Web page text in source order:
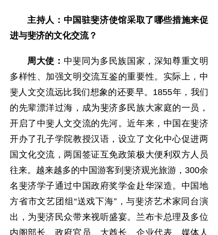
主持人：中国驻斐济使馆采取了哪些措施来促
进与斐济的文化交流？
周大使： 中斐同为多民族国家，深知尊重文明
多样性、加强文明交流互鉴的重要性。实际上，中
斐人文交流远比我们想象的还要早。1855年，我们
的先辈漂洋过海，成为斐济多民族大家庭的一员，
开启了中斐人文交流的先河。近年来，中国在斐济
开办了孔子学院教授汉语，设立了文化中心促进两
国文化交流，两国签证互免政策极大便利双方人员
往来。越来越多的中国游客到斐济观光旅游，300余
名斐济学子通过中国政府奖学金赴华深造。中国地
方省市文艺团组“送戏下海”，与斐济艺术家同台演
出，为斐济民众带来视听盛宴。兰布卡总理及多位
内阁部长、政府官员、大酋长、企业代表、媒体人